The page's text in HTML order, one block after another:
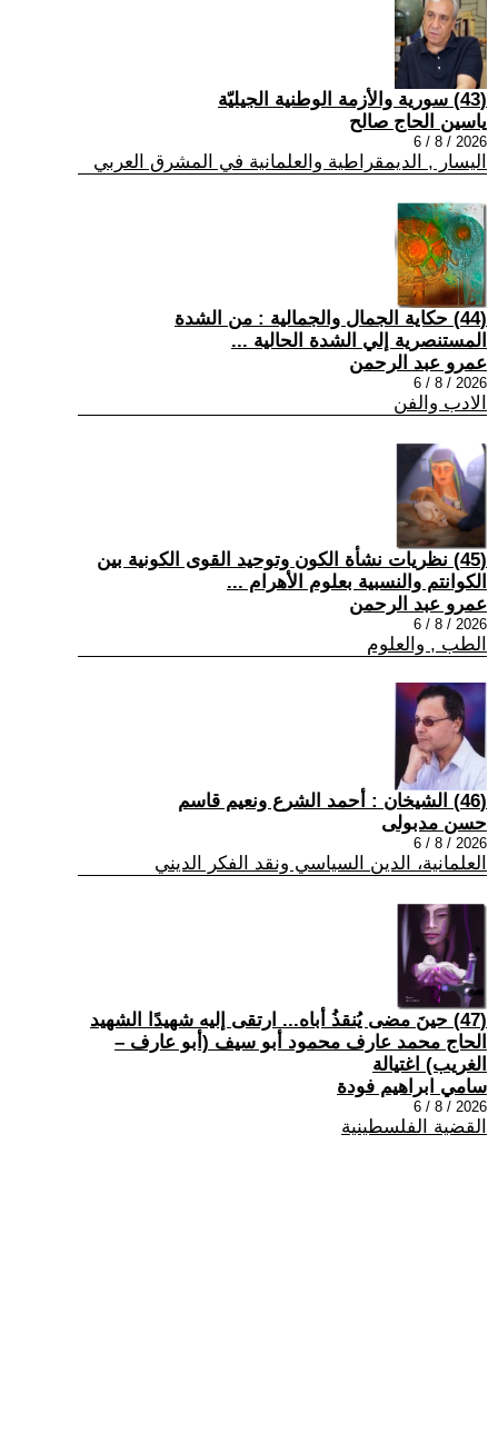
(43) سورية والأزمة الوطنية الجيليّة
ياسين الحاج صالح
2026 / 8 / 6
اليسار , الديمقراطية والعلمانية في المشرق العربي
(44) حكاية الجمال والجمالية : من الشدة
المستنصرية إلي الشدة الحالية ...
عمرو عبد الرحمن
2026 / 8 / 6
الادب والفن
(45) نظريات نشأة الكون وتوحيد القوى الكونية بين
الكوانتم والنسبية بعلوم الأهرام ...
عمرو عبد الرحمن
2026 / 8 / 6
الطب , والعلوم
(46) الشيخان : أحمد الشرع ونعيم قاسم
حسن مدبولى
2026 / 8 / 6
العلمانية، الدين السياسي ونقد الفكر الديني
(47) حينَ مضى يُنقذُ أباه... ارتقى إليه شهيدًا الشهيد
الحاج محمد عارف محمود أبو سيف (أبو عارف –
الغريب) اغتيالة
سامي ابراهيم فودة
2026 / 8 / 6
القضية الفلسطينية